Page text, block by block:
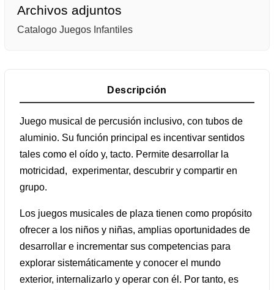
Archivos adjuntos
Catalogo Juegos Infantiles
Descripción
Juego musical de percusión inclusivo, con tubos de
aluminio. Su función principal es incentivar sentidos
tales como el oído y, tacto. Permite desarrollar la
motricidad, experimentar, descubrir y compartir en
grupo.
Los juegos musicales de plaza tienen como propósito
ofrecer a los niños y niñas, amplias oportunidades de
desarrollar e incrementar sus competencias para
explorar sistemáticamente y conocer el mundo
exterior, internalizarlo y operar con él. Por tanto, es